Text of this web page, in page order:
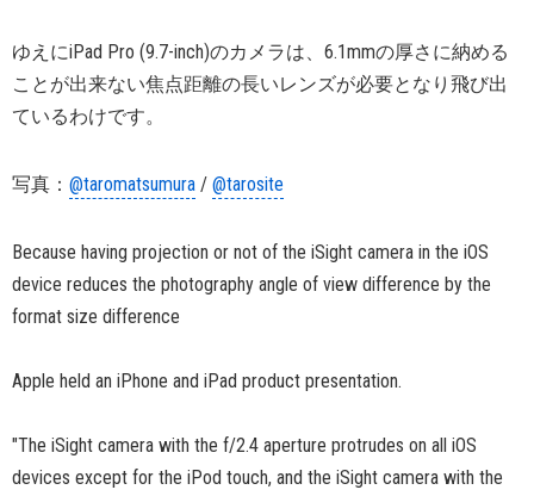
ゆえにiPad Pro (9.7-inch)のカメラは、6.1mmの厚さに納める
ことが出来ない焦点距離の長いレンズが必要となり飛び出
ているわけです。
写真： @taromatsumura / @tarosite
Because having projection or not of the iSight camera in the iOS
device reduces the photography angle of view difference by the
format size difference
Apple held an iPhone and iPad product presentation.
"The iSight camera with the f/2.4 aperture protrudes on all iOS
devices except for the iPod touch, and the iSight camera with the